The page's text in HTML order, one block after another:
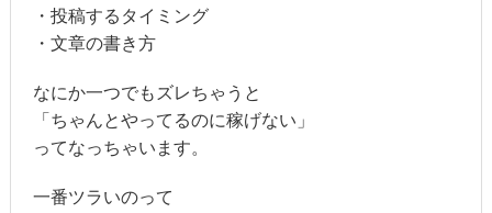
・投稿するタイミング
・文章の書き方
なにか一つでもズレちゃうと
「ちゃんとやってるのに稼げない」
ってなっちゃいます。
一番ツラいのって